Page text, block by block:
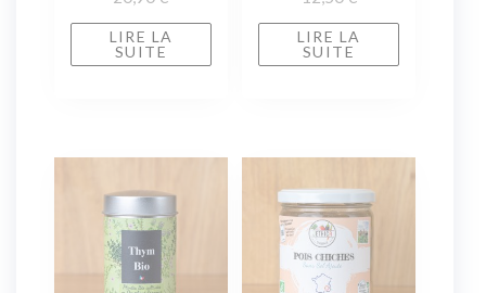
LIRE LA
SUITE
LIRE LA
SUITE